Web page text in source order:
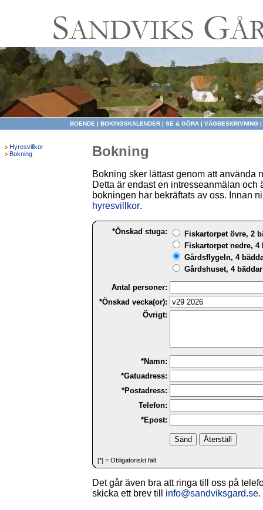
BOENDE | BOKINGSKALENDER | SE & GÖRA | VÄGBESKRIVNING |
Hyresvillkor
Bokning
Bokning
Bokning sker lättast genom att använda
Detta är endast en intresseanmälan och
bokningen har bekräftats av oss. Innan
hyresvillkor.
*Önskad stuga:
Fiskartorpet övre, 2
Fiskartorpet nedre, 4
Gårdsflygeln, 4
Gårdshuset, 4
Antal personer:
*Önskad vecka(or):
Övrigt:
*Namn:
*Gatuadress:
*Postadress:
Telefon:
*Epost:
[*] = Obligatoriskt fält
Det går även bra att ringa till oss på
skicka ett brev till info@sandviksgard.se.